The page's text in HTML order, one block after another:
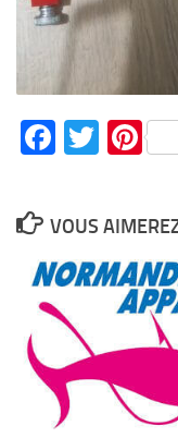
Facebook
VOUS